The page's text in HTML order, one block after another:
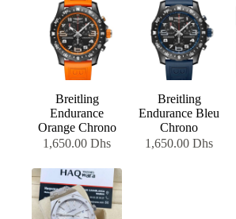
Breitling
Endurance
Orange Chrono
1,650.00Dhs
Breitling
Endurance Bleu
Chrono
1,650.00Dhs